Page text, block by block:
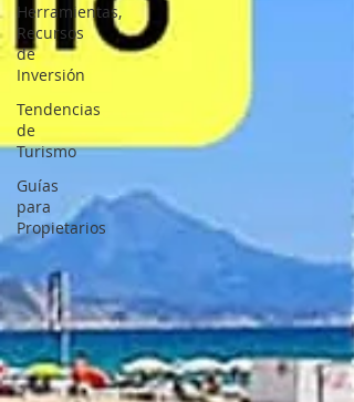
Herramientas,
Recursos
de
Inversión
Tendencias
de
Turismo
Guías
para
Propietarios